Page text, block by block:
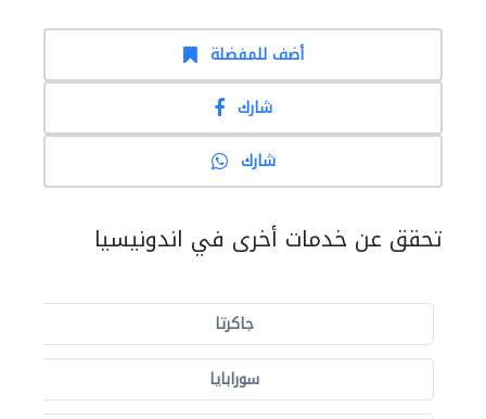
أضف للمفضلة
شارك
شارك
تحقق عن خدمات أخرى في اندونيسيا
جاكرتا
سورابايا